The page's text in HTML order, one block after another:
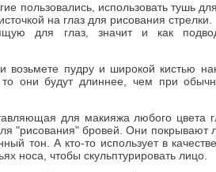
пользовались, использовать тушь
на глаз для рисования стрелки.
для глаз, значит и как
пудру и широкой кистью
они будут длиннее, чем при
для макияжа любого цвета
"рисования" бровей. Они покрывают
тон. А кто-то использует в
носа, чтобы скульптурировать лицо.